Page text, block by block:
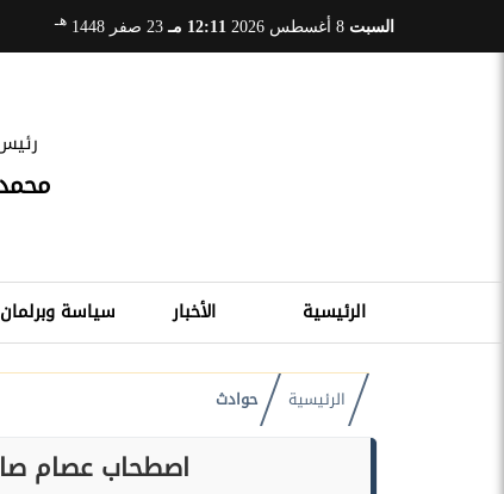
السبت 12:11 مـ 23 صفر 1448 هـ
الرئيسية الأخبار سياسة وبرلمان
الرئيسية حوادث
اصطحاب عصام